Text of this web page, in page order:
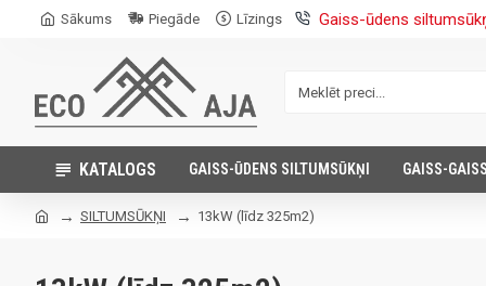
Sākums Piegāde Līzings Gaiss-ūdens
KATALOGS GAISS-ŪDENS SILTUMSŪKŅI GAISS-
SILTUMSŪKŅI 13kW (līdz 325m2)